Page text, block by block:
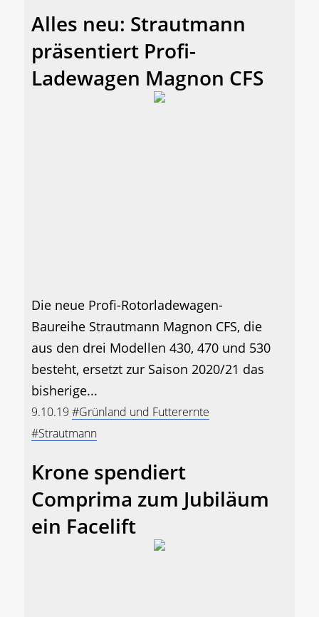
Alles neu: Strautmann
präsentiert Profi-
Ladewagen Magnon CFS
Die neue Profi-Rotorladewagen-
Baureihe Strautmann Magnon CFS, die
aus den drei Modellen 430, 470 und 530
besteht, ersetzt zur Saison 2020/21 das
bisherige...
9.10.19 #Grünland und Futterernte
#Strautmann
Krone spendiert
Comprima zum Jubiläum
ein Facelift